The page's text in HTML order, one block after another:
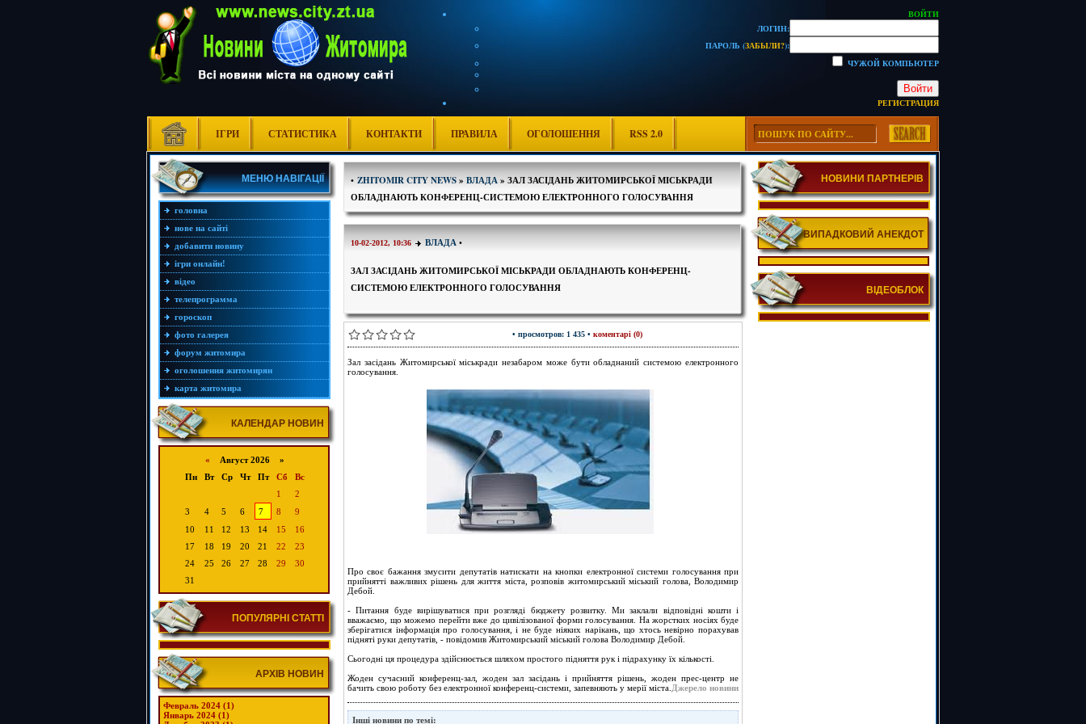
ВОЙТИ
ЛОГИН:
ПАРОЛЬ (ЗАБЫЛИ?):
ЧУЖОЙ КОМПЬЮТЕР
Войти
РЕГИСТРАЦИЯ
ІГРИ СТАТИСТИКА КОНТАКТИ ПРАВИЛА ОГОЛОШЕННЯ RSS 2.0
МЕНЮ НАВІГАЦІЇ
головна
нове на сайті
добавити новину
ігри онлайн!
відео
телепрограмма
гороскоп
фото галерея
форум житомира
оголошення житомирян
карта житомира
КАЛЕНДАР НОВИН
« Август 2026 »
Пн
Вт Ср Чт Пт Сб
Вс
1
2
3
4 5 6 7 8
9
10
11 12 13 14 15
16
17
18 19 20 21 22
23
24
25 26 27 28 29
30
31
ПОПУЛЯРНІ СТАТТІ
АРХІВ НОВИН
Февраль 2024 (1)
Январь 2024 (1)
• ZHITOMIR CITY NEWS» ВЛАДА» ЗАЛ ЗАСІДАНЬ ЖИТОМИРСЬКОЇ МІСЬКРАДИ
ОБЛАДНАЮТЬ КОНФЕРЕНЦ-СИСТЕМОЮ ЕЛЕКТРОННОГО ГОЛОСУВАННЯ
10-02-2012, 10:36 ВЛАДА •
ЗАЛ ЗАСІДАНЬ ЖИТОМИРСЬКОЇ МІСЬКРАДИ ОБЛАДНАЮТЬ КОНФЕРЕНЦ-
СИСТЕМОЮ ЕЛЕКТРОННОГО ГОЛОСУВАННЯ
• просмотров: 1 435 • коментарі (0)
Зал засідань Житомирської міськради незабаром може бути обладнаний системою електронного
голосування.
Про своє бажання змусити депутатів натискати на кнопки електронної системи голосування при
прийнятті важливих рішень для життя міста, розповів житомирський міський голова, Володимир
Дебой.
- Питання буде вирішуватися при розгляді бюджету розвитку. Ми заклали відповідні кошти і
вважаємо, що можемо перейти вже до цивілізованої форми голосування. На жорстких носіях буде
зберігатися інформація про голосування, і не буде ніяких нарікань, що хтось невірно порахував
підняті руки депутатів, - повідомив Житомирський міський голова Володимир Дебой.
Сьогодні ця процедура здійснюється шляхом простого підняття рук і підрахунку їх кількості.
Жоден сучасний конференц-зал, жоден зал засідань і прийняття рішень, жоден прес-центр не
бачить свою роботу без електронної конференц-системи, запевняють у мерії міста.Джерело новини
Інші новини по темі:
НОВИНИ ПАРТНЕРІВ
ВИПАДКОВИЙ АНЕКДОТ
ВІДЕОБЛОК